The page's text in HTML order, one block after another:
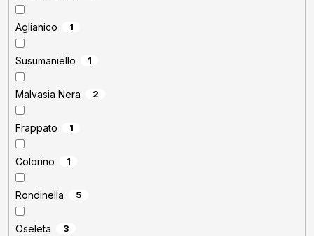
Aglianico 1
Susumaniello 1
Malvasia Nera 2
Frappato 1
Colorino 1
Rondinella 5
Oseleta 3